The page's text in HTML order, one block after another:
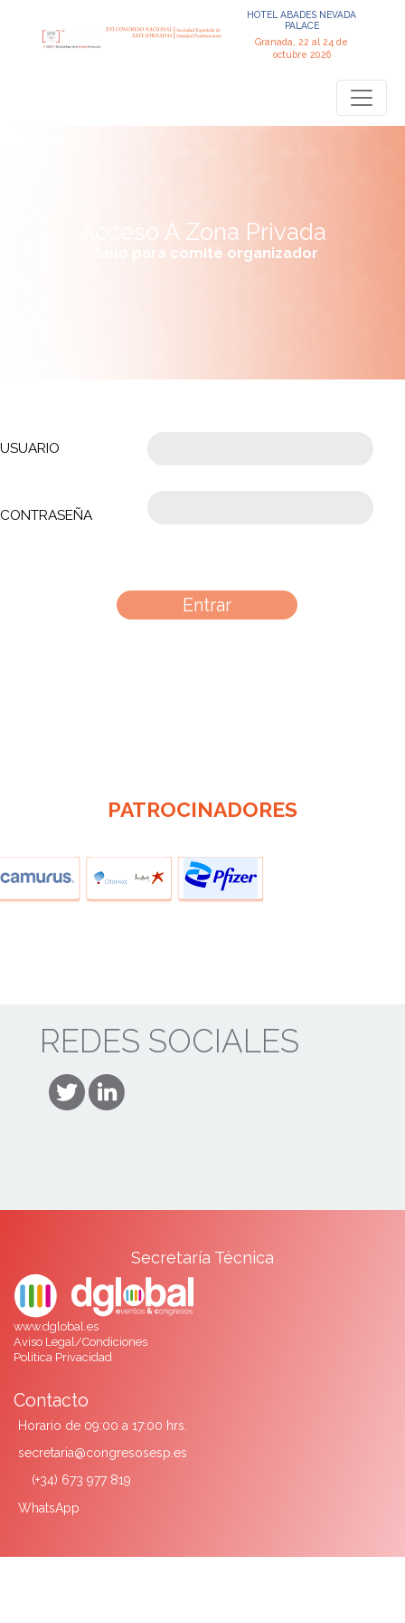
HOTEL ABADES NEVADA
PALACE
Granada, 22 al 24 de
octubre 2026
Acceso A Zona Privada
* Solo para comité organizador
USUARIO
CONTRASEÑA
PATROCINADORES
REDES SOCIALES
Secretaría Técnica
www.dglobal.es
Aviso Legal/Condiciones
Politica Privacidad
Contacto
Horario de 09:00 a 17:00 hrs.
secretaria@congresosesp.es
(+34) 673 977 819
WhatsApp